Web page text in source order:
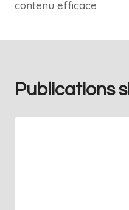
contenu efficace
Publications